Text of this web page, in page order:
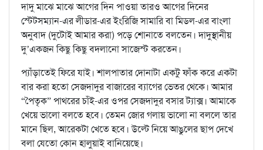
দাদু মাঝে মাঝে আগের দিন পাওয়া তারও আগের দিনের
স্টেটসম্যান-এর লীডার-এর ইংরিজি সামারি বা মিডল-এর বাংলা
অনুবাদ (দুটোই আমার করা) পড়ে শোনাতে বলতেন। দাদুস্থানীয়
দু’একজন কিছু কিছু বদলানো সাজেস্ট করতেন।
প্যাঁড়াতেই ফিরে যাই। শালপাতার দোনাটা একটু ফাঁক করে একটা
বার করা হতো সেজদাদুর বাজারের ব্যাগের ভেতর থেকে। আমার
“পৈতৃক” পাথরের চাঁই-এর ওপর সেজদাদুর বসার ট্যাক্স। আমাকে
খেয়ে ভালো বলতে হবে। তেমন জোর গলায় ভালো না বললে তার
মানে ছিল, আরেকটা খেতে হবে। উল্টে নিয়ে আঙুলের ছাপ দেখে
বলা যেতো কোন হালুয়াই বানিয়েছে।